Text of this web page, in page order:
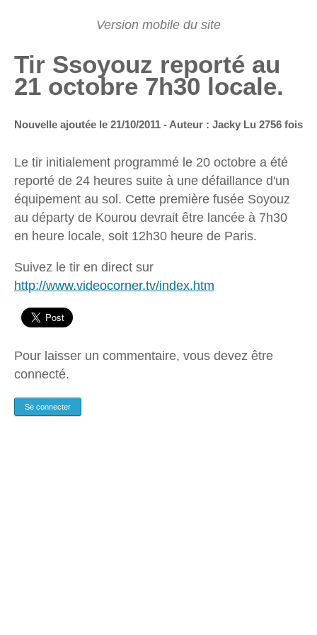
Tir Ssoyouz reporté au
21 octobre 7h30 locale.
Nouvelle ajoutée le 21/10/2011 - Auteur : Jacky Lu 2756 fois
Le tir initialement programmé le 20 octobre a été
reporté de 24 heures suite à une défaillance d'un
équipement au sol. Cette première fusée Soyouz
au départy de Kourou devrait être lancée à 7h30
en heure locale, soit 12h30 heure de Paris.
Suivez le tir en direct sur
http://www.videocorner.tv/index.htm
Pour laisser un commentaire, vous devez être
connecté.
Se connecter